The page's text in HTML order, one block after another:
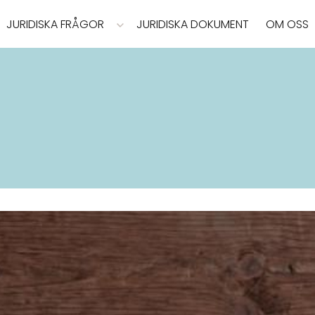
JURIDISKA FRÅGOR JURIDISKA DOKUMENT OM OSS